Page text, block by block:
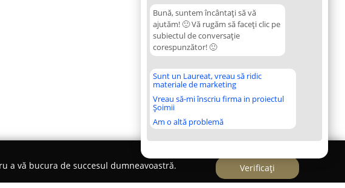
Bună, suntem încântați să vă
ajutăm! 🙂 Vă rugăm să faceți clic pe
subiectul de conversație
corespunzător! 🙂
Sunt un Laureat, vreau să ridic
materiale de marketing
Vreau să-mi înscriu firma in proiectul
Șoimii
Am o altă problemă
a vă bucura de succesul dumneavoastră.
Verificați